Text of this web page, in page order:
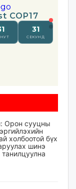
Орон сууцны
холбоотой бүх
шинэ